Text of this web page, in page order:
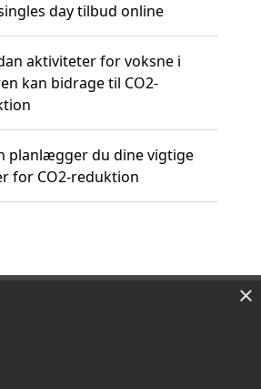
day tilbud online
aktiviteter for voksne i
kan bidrage til CO2-
planlægger du dine vigtige
for CO2-reduktion
×